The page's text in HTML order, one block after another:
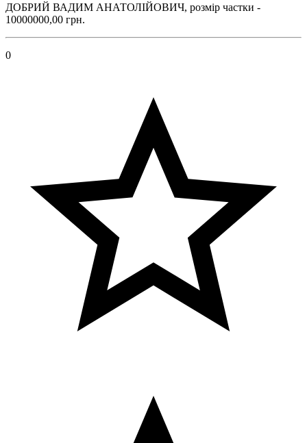
ДОБРИЙ ВАДИМ АНАТОЛІЙОВИЧ, розмір частки -
10000000,00 грн.
0